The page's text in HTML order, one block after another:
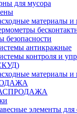
для мусора
материалы
безопасности
антикражные
контроля и
материалы
элементы для